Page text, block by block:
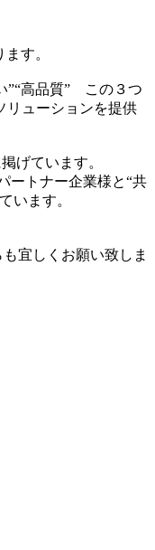
す。
”“高品質” この３つ
リューションを提供
げています。
ートナー企業様と“共
います。
宜しくお願い致しま